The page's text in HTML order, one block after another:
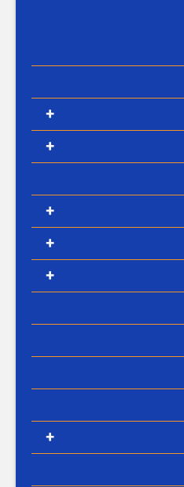
+
+
+
+
+
+